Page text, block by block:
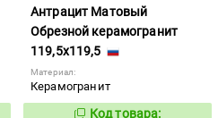
Антрацит Матовый
Обрезной керамогранит
119,5x119,5
Материал:
Керамогранит
Код товара: